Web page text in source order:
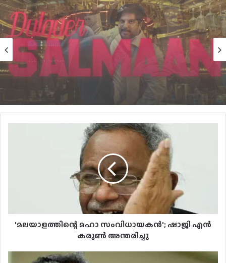
Celebrity
July 31, 2026
പൃഥ്വിരാജിന്റെ നായികയായി മാളവിക
ശര്‍മ്മ മലയാളത്തിലേക്ക്
Chithrabhoomi
July 30, 2026
ഓണം തൂക്കാന്‍ ദുല്‍ഖര്‍; ഐ ആം ഗെയിം
ട്രെയിലര്‍ പുറത്ത്
'മലയാളത്തിന്റെ മഹാ സംവിധായകന്‍'; ഷാജി എന്‍
കരുണ്‍ അന്തരിച്ചു